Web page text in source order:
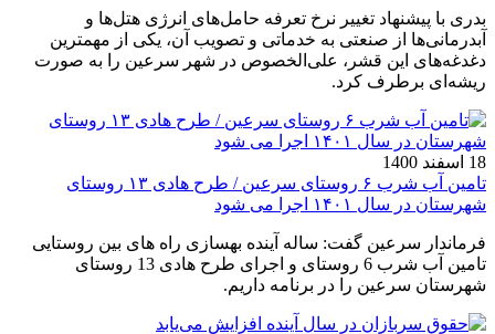
بدری با پیشنهاد تغییر نرخ تعرفه‌ حامل‌های انرژی هتل‌‌ها و
آبدرمانی‌ها از صنعتی به خدماتی و تصویب آن، یکی از مهمترین
دغدغه‌های این قشر، علی‌الخصوص در شهر سرعین را به صورت
ریشه‌ای برطرف کرد.
18 اسفند 1400
تامین آب شرب ۶ روستای سرعین / طرح هادی ۱۳ روستای
شهرستان در سال ۱۴۰۱ اجرا می شود
فرماندار سرعین گفت: ساله آینده بهسازی راه های بین روستایی
تامین آب شرب 6 روستای و اجرای طرح هادی 13 روستای
شهرستان سرعین را در برنامه داریم.